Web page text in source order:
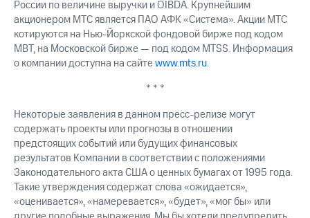
России по величине выручки и OIBDA. Крупнейшим
акционером МТС является ПАО АФК «Система». Акции МТС
котируются на Нью-Йоркской фондовой бирже под кодом
MBT, на Московской бирже — под кодом MTSS. Информация
о компании доступна на сайтеwww.mts.ru.
* * *
Некоторые заявления в данном пресс-релизе могут
содержать проекты или прогнозы в отношении
предстоящих событий или будущих финансовых
результатов Компании в соответствии с положениями
Законодательного акта США о ценных бумагах от 1995 года.
Такие утверждения содержат слова «ожидается»,
«оценивается», «намеревается», «будет», «мог бы» или